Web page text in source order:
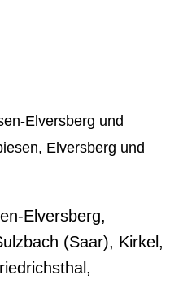
Elversberg und
Elversberg und
Elversberg,
(Saar), Kirkel,